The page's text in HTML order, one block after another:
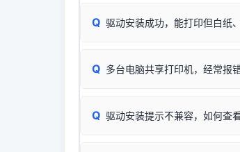
📌 行业常见典型例子（它们共
：HP Smart Tank 511、
：Epson L4266、L4268
进行简易复印测试（限一体机
❌ 复印无反应/打印白纸 = 打
进入系统打印队列，点击顶部
完整图文修复指导：打印机显示
Q 驱动安装成功，能打印但白纸
机身自检或复印同样不正常：
Q 多台电脑共享打印机，经常报
✅ 建议首先自查：打印机本身
Q 驱动安装提示不兼容，如何查